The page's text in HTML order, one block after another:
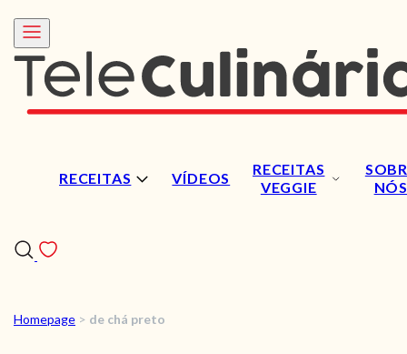
RECEITAS VÍDEOS
RECEITAS
VEGGIE
NÓS
Homepage > de chá preto